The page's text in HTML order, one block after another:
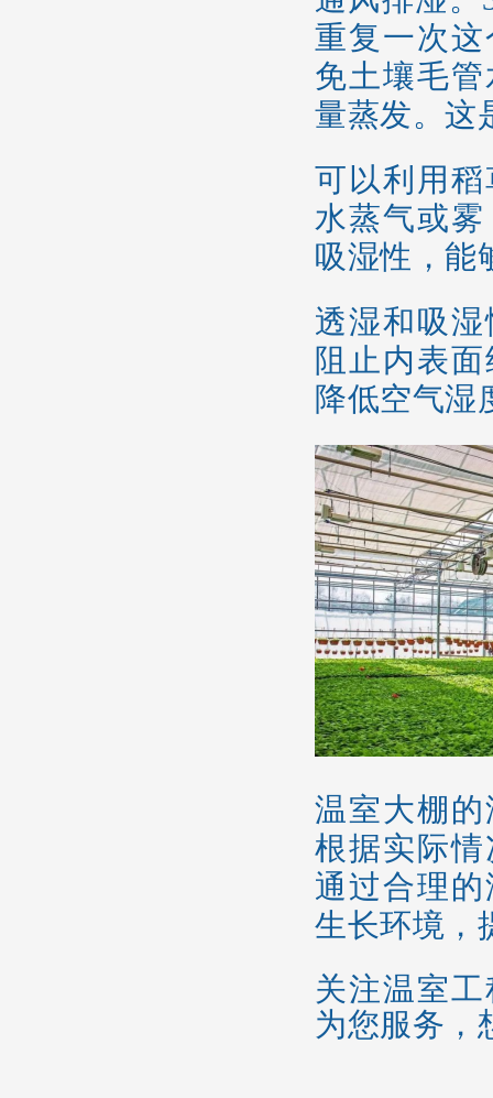
重复一次
免土壤毛
量蒸发。这
可以利用
水蒸气或
吸湿性，能
透湿和吸
阻止内表
降低空气湿
温室大棚
根据实际
通过合理
生长环境，
关注温室
为您服务，